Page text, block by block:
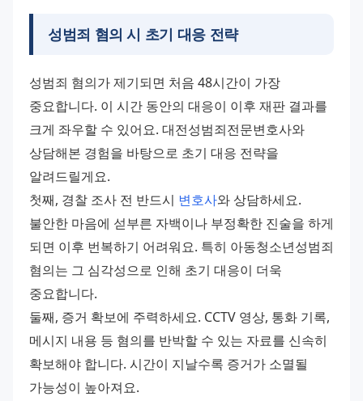
성범죄 혐의 시 초기 대응 전략
성범죄 혐의가 제기되면 처음 48시간이 가장
중요합니다. 이 시간 동안의 대응이 이후 재판 결과를
크게 좌우할 수 있어요. 대전성범죄전문변호사와
상담해본 경험을 바탕으로 초기 대응 전략을
알려드릴게요.
첫째, 경찰 조사 전 반드시 변호사와 상담하세요.
불안한 마음에 섣부른 자백이나 부정확한 진술을 하게
되면 이후 번복하기 어려워요. 특히 아동청소년성범죄
혐의는 그 심각성으로 인해 초기 대응이 더욱
중요합니다.
둘째, 증거 확보에 주력하세요. CCTV 영상, 통화 기록,
메시지 내용 등 혐의를 반박할 수 있는 자료를 신속히
확보해야 합니다. 시간이 지날수록 증거가 소멸될
가능성이 높아져요.